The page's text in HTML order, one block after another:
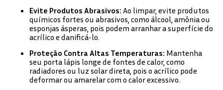
Evite Produtos Abrasivos: Ao limpar, evite produtos
químicos fortes ou abrasivos, como álcool, amônia ou
esponjas ásperas, pois podem arranhar a superfície do
acrílico e danificá-lo.
Proteção Contra Altas Temperaturas: Mantenha
seu porta lápis longe de fontes de calor, como
radiadores ou luz solar direta, pois o acrílico pode
deformar ou amarelar com o calor excessivo.